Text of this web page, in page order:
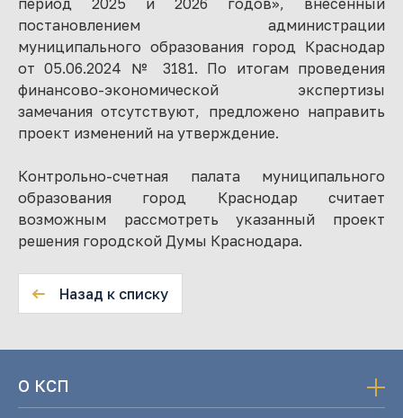
период 2025 и 2026 годов», внесенный
постановлением администрации
муниципального образования город Краснодар
от 05.06.2024 № 3181. По итогам проведения
финансово-экономической экспертизы
замечания отсутствуют, предложено направить
проект изменений на утверждение.
Контрольно-счетная палата муниципального
образования город Краснодар считает
возможным рассмотреть указанный проект
решения городской Думы Краснодара.
Назад к списку
О КСП